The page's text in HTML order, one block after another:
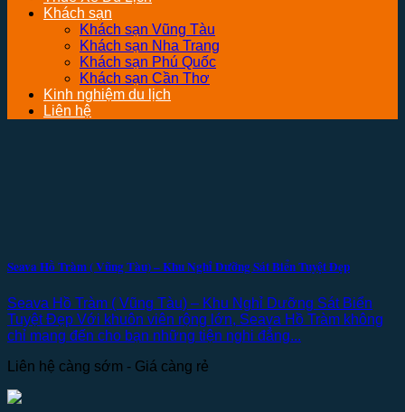
Khách sạn
Khách sạn Vũng Tàu
Khách sạn Nha Trang
Khách sạn Phú Quốc
Khách sạn Cần Thơ
Kinh nghiệm du lịch
Liên hệ
Seava Hồ Tràm ( Vũng Tàu) – Khu Nghỉ Dưỡng Sát Biển Tuyệt Đẹp
Seava Hồ Tràm ( Vũng Tàu) – Khu Nghỉ Dưỡng Sát Biển
Tuyệt Đẹp Với khuôn viên rộng lớn, Seava Hồ Tràm không
chỉ mang đến cho bạn những tiện nghi đẳng...
Liên hệ càng sớm - Giá càng rẻ